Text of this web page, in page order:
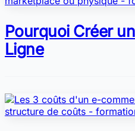
Pourquoi Créer
Ligne